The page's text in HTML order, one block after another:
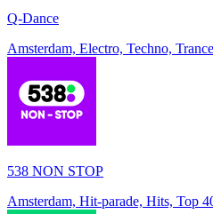
Q-Dance
Amsterdam, Electro, Techno, Trance
538 NON STOP
Amsterdam, Hit-parade, Hits, Top